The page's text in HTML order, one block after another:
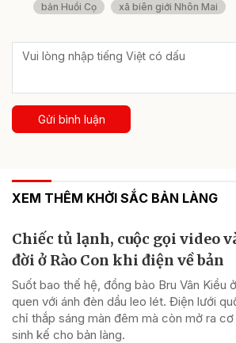
bản Huồi Cọ xã biên giới Nhôn Mai
Gửi bình luận
XEM THÊM KHỞI SẮC BẢN LÀNG
Chiếc tủ lạnh, cuộc gọi video
đời ở Rào Con khi điện về bản
Suốt bao thế hệ, đồng bào Bru Vân Kiều
quen với ánh đèn dầu leo lét. Điện lưới
chỉ thắp sáng màn đêm mà còn mở ra
sinh kế cho bản làng.